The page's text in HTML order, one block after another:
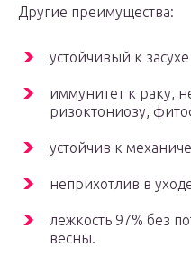
Другие преимущества:
устойчивый к
иммунитет к раку,
ризоктониозу,
устойчив к
неприхотлив в
лежкость 97% без
весны.